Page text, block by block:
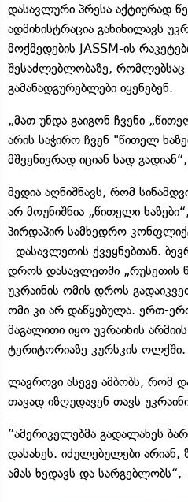
დასავლური პრესა აქტიურად
ადმინისტრაცია განიხილავს
მოქმედების JASSM-ის
შესაძლებლობაზე, რომლებსაც
გამანადგურებლები იყენებენ.
„მათ უნდა გაიგონ ჩვენი
არის საჭირო ჩვენ "წითელ
მშვენივრად იციან სად
მედია აღნიშნავს, რომ
არ მოუნიშნია „წითელი
პირდაპირ სამხედრო
დასავლეთის ქვეყნებთან.
დროს დასავლეთში „რუსეთის
უკრაინის ომის დროს
ომი კი არ დაწყებულა. ერთ-
მაგალითი იყო უკრაინის
ტერიტორიაზე კურსკის ოლქში.
ლავროვი ასევე ამბობს, რომ
თავად იზღუდავენ თავს
”ამერიკელებმა გადალახეს
დასახეს. იძულებულები
ამას ხედავს და